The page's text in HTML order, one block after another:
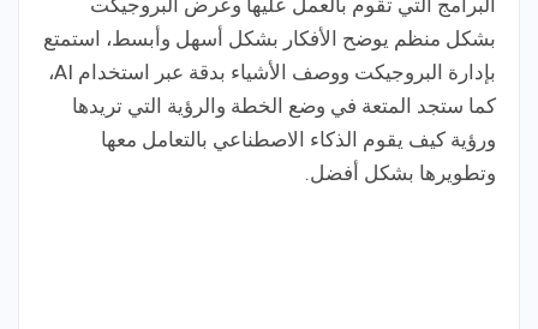
البرامج التي تقوم بالعمل عليها وعرض البروجيكت
بشكل منظم يوضح الأفكار بشكل أسهل وأبسط، استمتع
بإدارة البروجيكت ووصف الأشياء بدقة عبر استخدام AI،
كما ستجد المتعة في وضع الخطة والرؤية التي تريدها
ورؤية كيف يقوم الذكاء الاصطناعي بالتعامل معها
وتطويرها بشكل أفضل.